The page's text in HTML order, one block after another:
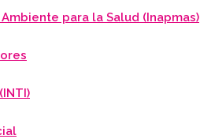
para la Salud (Inapmas)